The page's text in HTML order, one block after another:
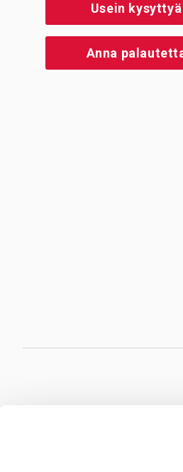
Usein kysyttyä
Anna